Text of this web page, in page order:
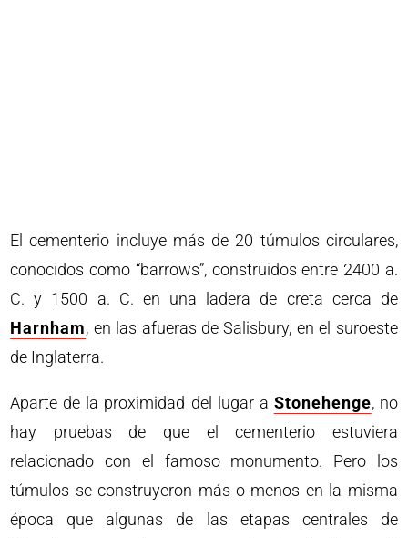
El cementerio incluye más de 20 túmulos circulares,
conocidos como “barrows”, construidos entre 2400 a.
C. y 1500 a. C. en una ladera de creta cerca de
Harnham, en las afueras de Salisbury, en el suroeste
de Inglaterra.
Aparte de la proximidad del lugar a Stonehenge, no
hay pruebas de que el cementerio estuviera
relacionado con el famoso monumento. Pero los
túmulos se construyeron más o menos en la misma
época que algunas de las etapas centrales de